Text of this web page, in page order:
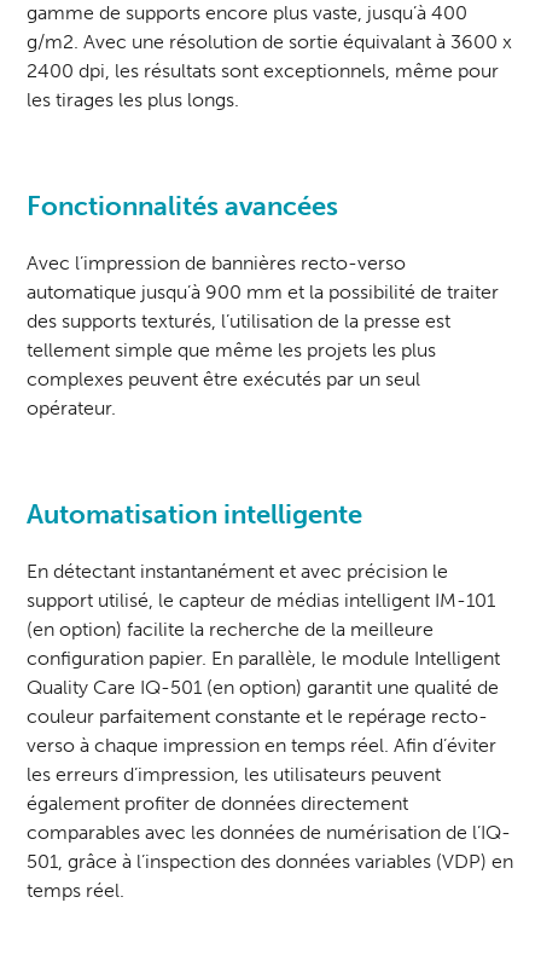
gamme de supports encore plus vaste, jusqu’à 400
g/m2. Avec une résolution de sortie équivalant à 3600 x
2400 dpi, les résultats sont exceptionnels, même pour
les tirages les plus longs.
Fonctionnalités avancées
Avec l’impression de bannières recto-verso
automatique jusqu’à 900 mm et la possibilité de traiter
des supports texturés, l’utilisation de la presse est
tellement simple que même les projets les plus
complexes peuvent être exécutés par un seul
opérateur.
Automatisation intelligente
En détectant instantanément et avec précision le
support utilisé, le capteur de médias intelligent IM-101
(en option) facilite la recherche de la meilleure
configuration papier. En parallèle, le module Intelligent
Quality Care IQ-501 (en option) garantit une qualité de
couleur parfaitement constante et le repérage recto-
verso à chaque impression en temps réel. Afin d’éviter
les erreurs d’impression, les utilisateurs peuvent
également profiter de données directement
comparables avec les données de numérisation de l’IQ-
501, grâce à l’inspection des données variables (VDP) en
temps réel.